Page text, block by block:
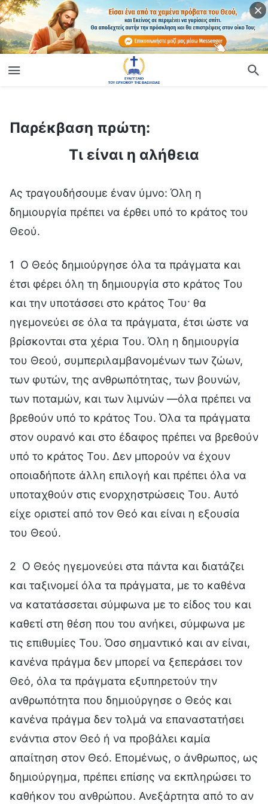
Παρέκβαση πρώτη:
Τι είναι η αλήθεια
Παρέκβαση πρώτη:
Τι είναι η αλήθεια
Ας τραγουδήσουμε έναν ύμνο: Όλη η
δημιουργία πρέπει να έρθει υπό το κράτος του
Θεού.
1 Ο Θεός δημιούργησε όλα τα πράγματα και
έτσι φέρει όλη τη δημιουργία στο κράτος Του
και την υποτάσσει στο κράτος Του· θα
ηγεμονεύει σε όλα τα πράγματα, έτσι ώστε να
βρίσκονται στα χέρια Του. Όλη η δημιουργία
του Θεού, συμπεριλαμβανομένων των ζώων,
των φυτών, της ανθρωπότητας, των βουνών,
των ποταμών, και των λιμνών —όλα πρέπει να
βρεθούν υπό το κράτος Του. Όλα τα πράγματα
στον ουρανό και στο έδαφος πρέπει να βρεθούν
υπό το κράτος Του. Δεν μπορούν να έχουν
οποιαδήποτε άλλη επιλογή και πρέπει όλα να
υποταχθούν στις ενορχηστρώσεις Του. Αυτό
είχε οριστεί από τον Θεό και είναι η εξουσία
του Θεού.
2 Ο Θεός ηγεμονεύει στα πάντα και διατάζει
και ταξινομεί όλα τα πράγματα, με το καθένα
να κατατάσσεται σύμφωνα με το είδος του και
καθετί στη θέση που του ανήκει, σύμφωνα με
τις επιθυμίες Του. Όσο σημαντικό και αν είναι,
κανένα πράγμα δεν μπορεί να ξεπεράσει τον
Θεό, όλα τα πράγματα εξυπηρετούν την
ανθρωπότητα που δημιούργησε ο Θεός και
κανένα πράγμα δεν τολμά να επαναστατήσει
ενάντια στον Θεό ή να προβάλει καμία
απαίτηση στον Θεό. Επομένως, ο άνθρωπος, ως
δημιούργημα, πρέπει επίσης να εκπληρώσει το
καθήκον του ανθρώπου. Ανεξάρτητα από το αν